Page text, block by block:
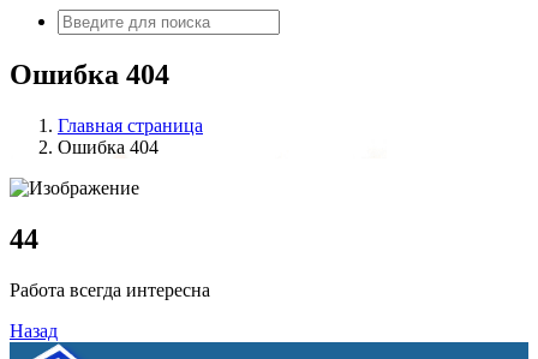
Искать:
Ошибка 404
Главная страница
Ошибка 404
44
Работа всегда интересна
Назад